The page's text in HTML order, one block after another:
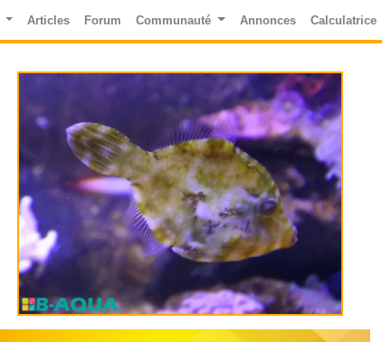
Articles Forum Communauté Annonces Calculatrice